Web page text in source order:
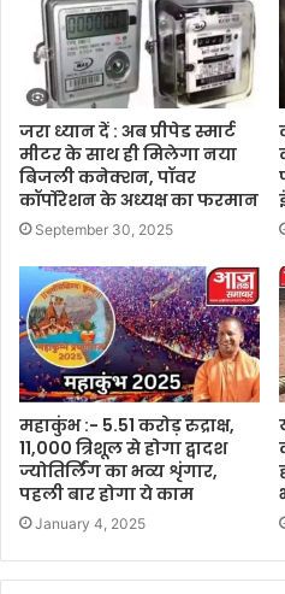
जरा ध्यान दें : अब प्रीपेड स्मार्ट
मीटर के साथ ही मिलेगा नया
बिजली कनेक्शन, पॉवर
कॉर्पोरेशन के अध्यक्ष का फरमान
September 30, 2025
महाकुंभ :- 5.51 करोड़ रुद्राक्ष,
11,000 त्रिशूल से होगा द्वादश
ज्योतिर्लिंग का भव्य शृंगार,
पहली बार होगा ये काम
January 4, 2025